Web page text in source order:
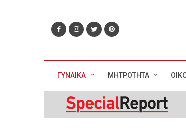
ΓΥΝΑΙΚΑ ΜΗΤΡΟΤΗΤΑ